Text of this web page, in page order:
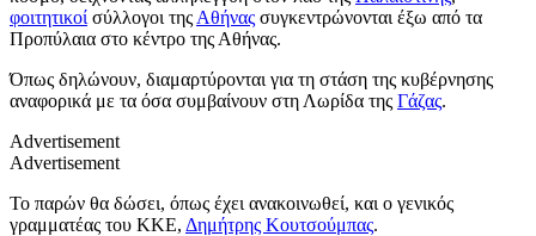
φοιτητικοί σύλλογοι της Αθήνας συγκεντρώνονται έξω από τα
Προπύλαια στο κέντρο της Αθήνας.
Όπως δηλώνουν, διαμαρτύρονται για τη στάση της κυβέρνησης
αναφορικά με τα όσα συμβαίνουν στη Λωρίδα της Γάζας.
Advertisement
Advertisement
Το παρών θα δώσει, όπως έχει ανακοινωθεί, και ο γενικός
γραμματέας του ΚΚΕ, Δημήτρης Κουτσούμπας.